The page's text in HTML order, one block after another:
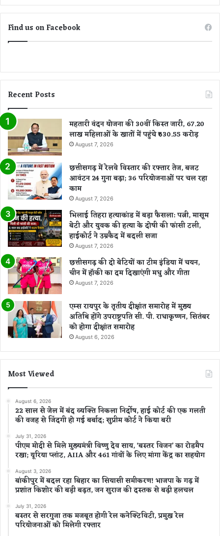
Find us on Facebook
Recent Posts
महतारी वंदन योजना की 30वीं किस्त जारी, 67.20
लाख महिलाओं के खातों में पहुंचे ₹630.55 करोड़
August 7, 2026
छत्तीसगढ़ में रेलवे विस्तार की रफ्तार तेज, बजट
आवंटन 24 गुना बढ़ा; 36 परियोजनाओं पर चल रहा
काम
August 7, 2026
भिलाई तिहरा हत्याकांड में बड़ा फैसला: पत्नी, मासूम
बेटी और युवक की हत्या के दोषी की फांसी टली,
हाईकोर्ट ने उम्रकैद में बदली सजा
August 7, 2026
छत्तीसगढ़ की दो बेटियों का टीम इंडिया में चयन,
चीन में हॉकी का दम दिखाएंगी मधु और गीता
August 7, 2026
एम्स रायपुर के तृतीय दीक्षांत समारोह में मुख्य
अतिथि होंगे उपराष्ट्रपति सी. पी. राधाकृष्णन, सितंबर
को होगा दीक्षांत समारोह
August 6, 2026
Most Viewed
August 6, 2026
22 साल से जेल में बंद व्यक्ति निकला निर्दोष, हाई कोर्ट की एक गलती
की वजह से जिंदगी हो गई बर्बाद; सुप्रीम कोर्ट ने किया बरी
July 31, 2026
पीएम मोदी से मिले मुख्यमंत्री विष्णु देव साय, ‘बस्तर विजन’ का रोडमैप
रखा; यूरिया प्लांट, AIIA और 461 गांवों के लिए मांगा केंद्र का सहयोग
August 3, 2026
बांकीपुर में बदल रहा बिहार का सियासी समीकरण! भाजपा के गढ़ में
प्रशांत किशोर की बड़ी बढ़त, जन सुराज की दस्तक से बढ़ी हलचल
July 31, 2026
बस्तर से सरगुजा तक मजबूत होगी रेल कनेक्टिविटी, प्रमुख रेल
परियोजनाओं को मिलेगी रफ्तार